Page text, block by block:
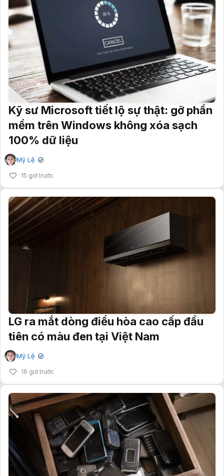
Kỹ sư Microsoft tiết lộ sự thật: gỡ phần
mềm trên Windows không xóa sạch
100% dữ liệu
Mỹ Lệ ✔
15 giờ trước
LG ra mắt dòng điều hòa cao cấp đầu
tiên có màu đen tại Việt Nam
Mỹ Lệ ✔
16 giờ trước